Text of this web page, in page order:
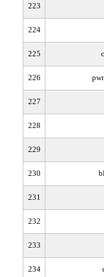
223
224
225
226
227
228
229
230
231
232
233
234